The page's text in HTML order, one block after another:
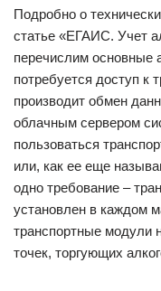
Подробно о
статье «ЕГАИС. Учет
перечислим основные
потребуется доступ к
производит обмен
облачным сервером
пользоваться
или, как ее еще
одно требование –
установлен в каждом
транспортные модули
точек, торгующих